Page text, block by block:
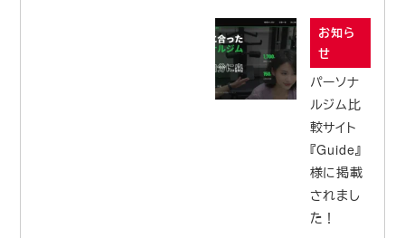
お知ら
せ
パーソナ
ルジム比
較サイト
『Guide』
様に掲載
されまし
た！